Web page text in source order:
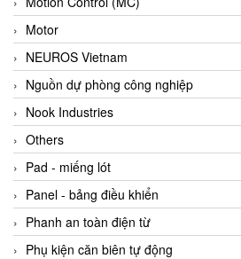
Bedook
Bei Sensor
Beijer
Beinlich-pumps
Beka
BEKO
Belimo
Benetech Vietnam
Bently Nevada
Motor
NEUROS Vietnam
Nguồn dự phòng công nghiệp
Nook Industries
Others
Pad - miếng lót
Panel - bảng điều khiển
Phanh an toàn điện từ
Phụ kiện căn biên tự động